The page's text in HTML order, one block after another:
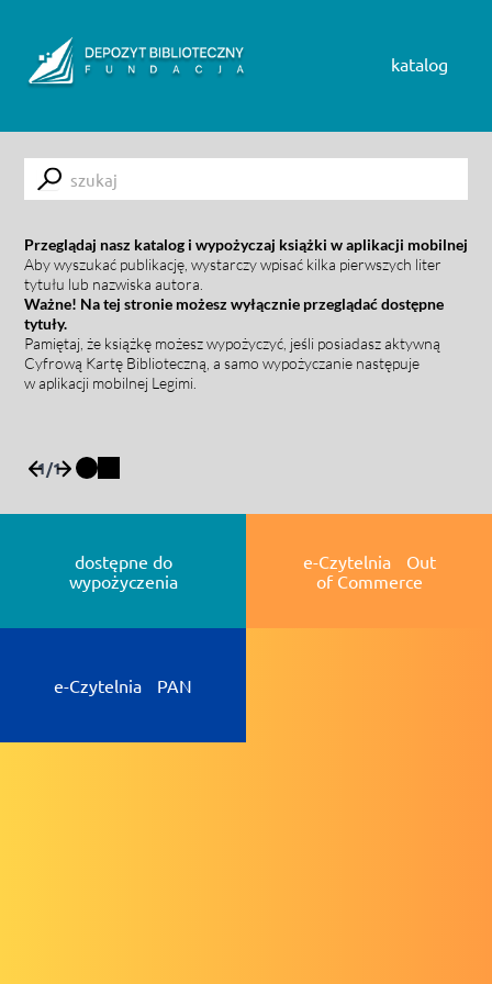
katalog
Submit
Przeglądaj nasz katalog i wypożyczaj książki w aplikacji mobilnej
Aby wyszukać publikację, wystarczy wpisać kilka pierwszych liter
tytułu lub nazwiska autora.
Ważne! Na tej stronie możesz wyłącznie przeglądać dostępne
tytuły.
Pamiętaj, że książkę możesz wypożyczyć, jeśli posiadasz aktywną
Cyfrową Kartę Biblioteczną, a samo wypożyczanie następuje
w aplikacji mobilnej Legimi.
1/1
dostępne do
wypożyczenia
e-Czytelnia Out
of Commerce
e-Czytelnia PAN